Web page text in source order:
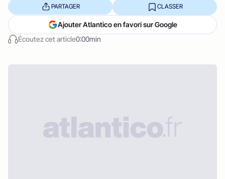
Écoutez cet article0:00min
PARTAGER CLASSER
Ajouter Atlantico en favori sur Google